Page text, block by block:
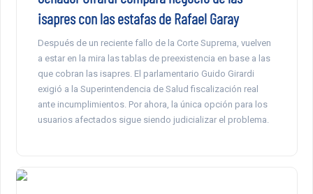
isapres con las estafas de Rafael Garay
Después de un reciente fallo de la Corte Suprema, vuelven
a estar en la mira las tablas de preexistencia en base a las
que cobran las isapres. El parlamentario Guido Girardi
exigió a la Superintendencia de Salud fiscalización real
ante incumplimientos. Por ahora, la única opción para los
usuarios afectados sigue siendo judicializar el problema.